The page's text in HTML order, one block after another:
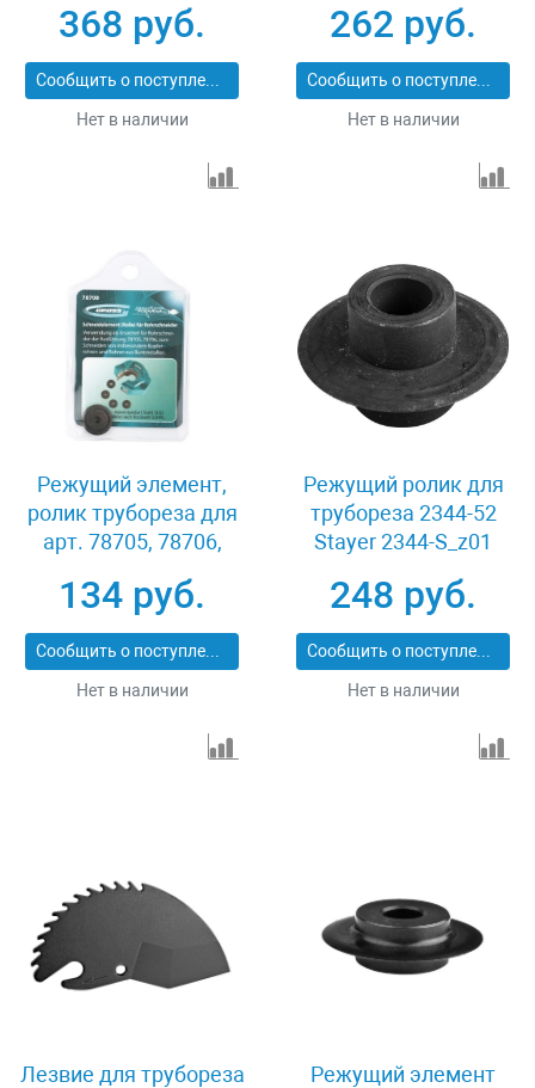
368 руб.
Сообщить о поступлении
Нет в наличии
262 руб.
Сообщить о поступлении
Нет в наличии
Режущий элемент,
ролик трубореза для
арт. 78705, 78706,
резки труб из
цветных металлов
Gross 78708
134 руб.
Сообщить о поступлении
Нет в наличии
Режущий ролик для
трубореза 2344-52
Stayer 2344-S_z01
248 руб.
Сообщить о поступлении
Нет в наличии
Лезвие для трубореза
Режущий элемент